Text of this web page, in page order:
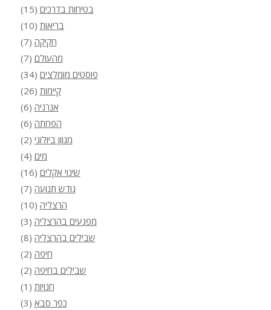
בטיחות בדרכים (15)
בריאות (10)
חקיקה (7)
מהעולם (7)
פוסטים מומלצים (34)
קיימות (26)
אנרגיה (6)
הפחתה (6)
מגוון ביולוגי (2)
מים (4)
שינוי אקלים (16)
גודש תנועה (7)
הרצליה (10)
מפגעים בהרצליה (3)
שבילים בהרצליה (8)
חיפה (2)
שבילים בחיפה (2)
חנויות (1)
כפר סבא (3)